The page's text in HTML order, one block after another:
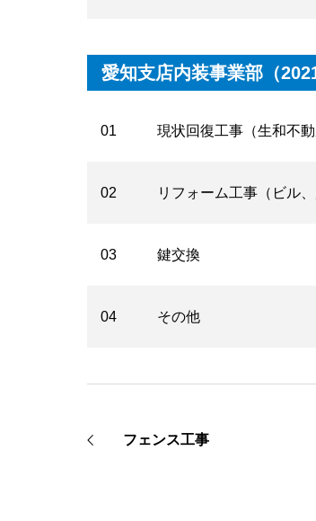
愛知支店内装事業部（
01 現状回復工事（生和不動
02 リフォーム工事（ビル
03 鍵交換
04 その他
フェンス工事